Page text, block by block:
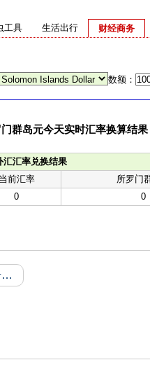
工具 生活出行
财经商务
数额：
群岛元今天实时汇率换算结果
汇汇率兑换结果
当前汇率
所罗门
0 0
域名注册信息